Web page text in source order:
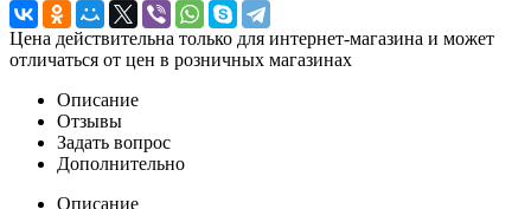
Цена действительна только для интернет-магазина и может
отличаться от цен в розничных магазинах
Описание
Отзывы
Задать вопрос
Дополнительно
Описание